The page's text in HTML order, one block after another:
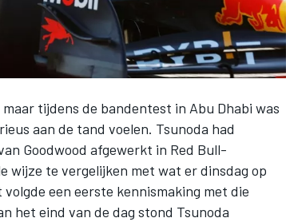
tijdens de bandentest in Abu Dhabi was
aan de tand voelen. Tsunoda had
Goodwood afgewerkt in Red Bull-
wijze te vergelijken met wat er dinsdag op
een eerste kennismaking met die
het eind van de dag stond Tsunoda